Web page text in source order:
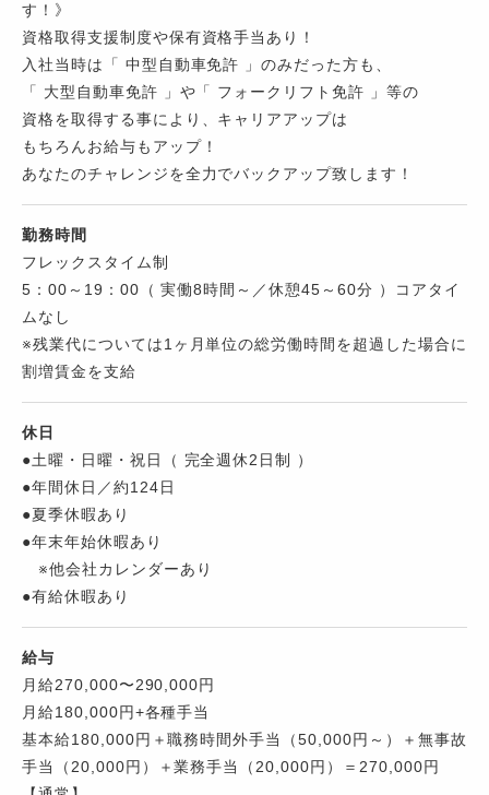
す！》
資格取得支援制度や保有資格手当あり！
入社当時は「 中型自動車免許 」のみだった方も、
「 大型自動車免許 」や「 フォークリフト免許 」等の
資格を取得する事により、キャリアアップは
もちろんお給与もアップ！
あなたのチャレンジを全力でバックアップ致します！
勤務時間
フレックスタイム制
5：00～19：00（ 実働8時間～／休憩45～60分 ）コアタイ
ムなし
※残業代については1ヶ月単位の総労働時間を超過した場合に
割増賃金を支給
休日
●土曜・日曜・祝日（ 完全週休2日制 ）
●年間休日／約124日
●夏季休暇あり
●年末年始休暇あり
※他会社カレンダーあり
●有給休暇あり
給与
月給270,000〜290,000円
月給180,000円+各種手当
基本給180,000円＋職務時間外手当（50,000円～）＋無事故
手当（20,000円）＋業務手当（20,000円）＝270,000円